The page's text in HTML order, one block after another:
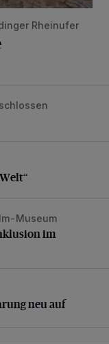
Rheinufer
im Karneval
Museum
im
neu auf
neu auf